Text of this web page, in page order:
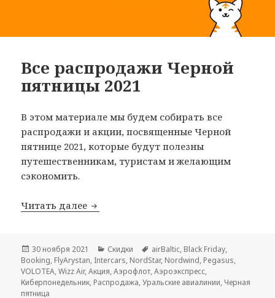
Все распродажи Черной
пятницы 2021
В этом материале мы будем собирать все
распродажи и акции, посвященные Черной
пятнице 2021, которые будут полезны
путешественникам, туристам и желающим
сэкономить.
Читать далее Все распродажи Черной пятницы 2021
Опубликовано
30 ноября 2021 Рубрики
Скидки Метки
airBaltic, Black Friday,
Booking, FlyArystan, Intercars, NordStar, Nordwind, Pegasus,
VOLOTEA,Wizz Air,Акция,Аэрофлот,Аэроэкспресс,
Киберпонедельник, Распродажа,Уральские авиалинии, Черная
пятница